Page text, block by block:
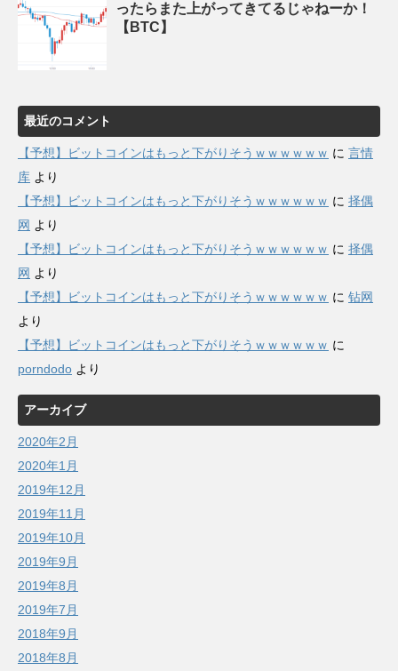
ったらまた上がってきてるじゃねーか！
【BTC】
最近のコメント
【予想】ビットコインはもっと下がりそうｗｗｗｗｗｗ に 言情
库 より
【予想】ビットコインはもっと下がりそうｗｗｗｗｗｗ に 择偶
网 より
【予想】ビットコインはもっと下がりそうｗｗｗｗｗｗ に 择偶
网 より
【予想】ビットコインはもっと下がりそうｗｗｗｗｗｗ に 钻网
より
【予想】ビットコインはもっと下がりそうｗｗｗｗｗｗ に
porndodo より
アーカイブ
2020年2月
2020年1月
2019年12月
2019年11月
2019年10月
2019年9月
2019年8月
2019年7月
2018年9月
2018年8月